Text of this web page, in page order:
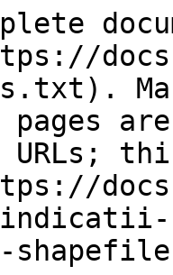
pages
URLs;